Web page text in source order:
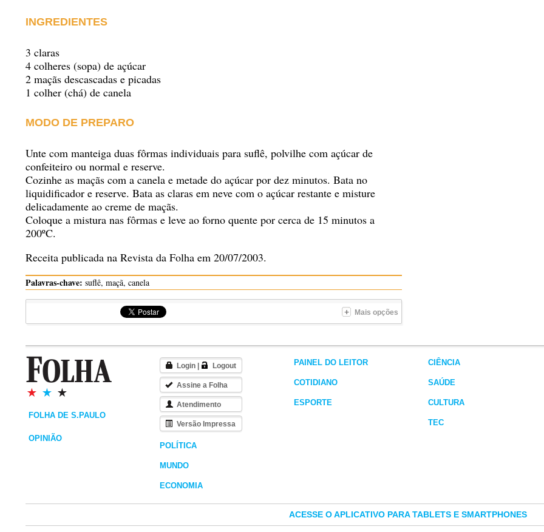
INGREDIENTES
3 claras
4 colheres (sopa) de açúcar
2 maçãs descascadas e picadas
1 colher (chá) de canela
MODO DE PREPARO
Unte com manteiga duas fôrmas individuais para suflê, polvilhe com açúcar de
confeiteiro ou normal e reserve.
Cozinhe as maçãs com a canela e metade do açúcar por dez minutos. Bata no
liquidificador e reserve. Bata as claras em neve com o açúcar restante e misture
delicadamente ao creme de maçãs.
Coloque a mistura nas fôrmas e leve ao forno quente por cerca de 15 minutos a
200ºC.
Receita publicada na Revista da Folha em 20/07/2003.
Palavras-chave: suflê, maçã, canela
Mais opções
FOLHA DE S.PAULO
OPINIÃO
Login Logout
Assine a Folha
Atendimento
Versão Impressa
POLÍTICA
MUNDO
ECONOMIA
PAINEL DO LEITOR
COTIDIANO
ESPORTE
CIÊNCIA
SAÚDE
CULTURA
TEC
ACESSE O APLICATIVO PARA TABLETS E SMARTPHONES